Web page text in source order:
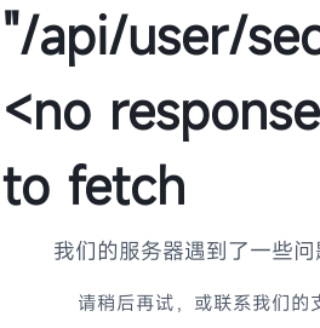
"/api/user/
<no
to fetch
我们的服务器遇到了一些
请稍后再试，或联系我们的